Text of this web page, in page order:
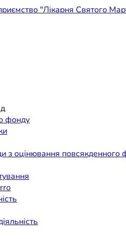
фонду
з оцінювання повсякденного